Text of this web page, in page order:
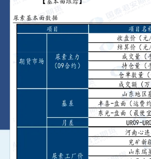
。若您并非国泰君安期货客户中的专业投资者
视为任何投资、法律、会计或税务建议，且本
受能力自行作出投资决定并自主承担投资风险
投资咨询执业资格或相当的专业胜任能力，力
本报告所载的观点并不代表本公司或任何其附
本公司对该等信息的准确性、完整性或可靠性
判断，本报告所指的期货标的的价格可升可跌
用不同观点和分析方法，本公司可发出与本报
保证本报告所含信息保持在最新状态。同时，
相应的更新或修改。本报告中所指的研究服务
或建议是否符合其特定状况。在任何情况下，
公司、本公司员工或者关联机构不承诺投资者
引致的任何直接或间接损失或与此有关的其他
员工或者关联机构无关。市场有风险，投资需
可以取代自己的判断。在决定投资前，如有需